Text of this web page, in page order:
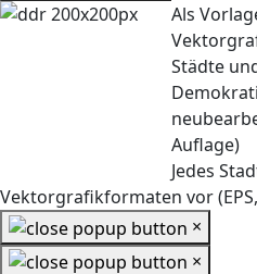
Als
Städte
Auflage)
Jedes
Vektorgrafikformaten vor (EPS,
×
×